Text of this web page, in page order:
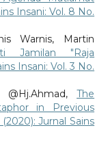
Insani: Vol. 8 No.
Warnis, Martin
Jamilan "Raja
Insani: Vol. 3 No.
@Hj.Ahmad,The
in Previous
Jurnal Sains